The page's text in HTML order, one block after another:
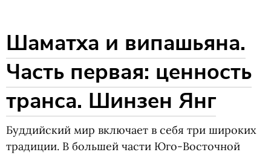
Шаматха и випашьяна.
Часть первая: ценность
транса. Шинзен Янг
Буддийский мир включает в себя три широких
традиции. В большей части Юго-Восточной